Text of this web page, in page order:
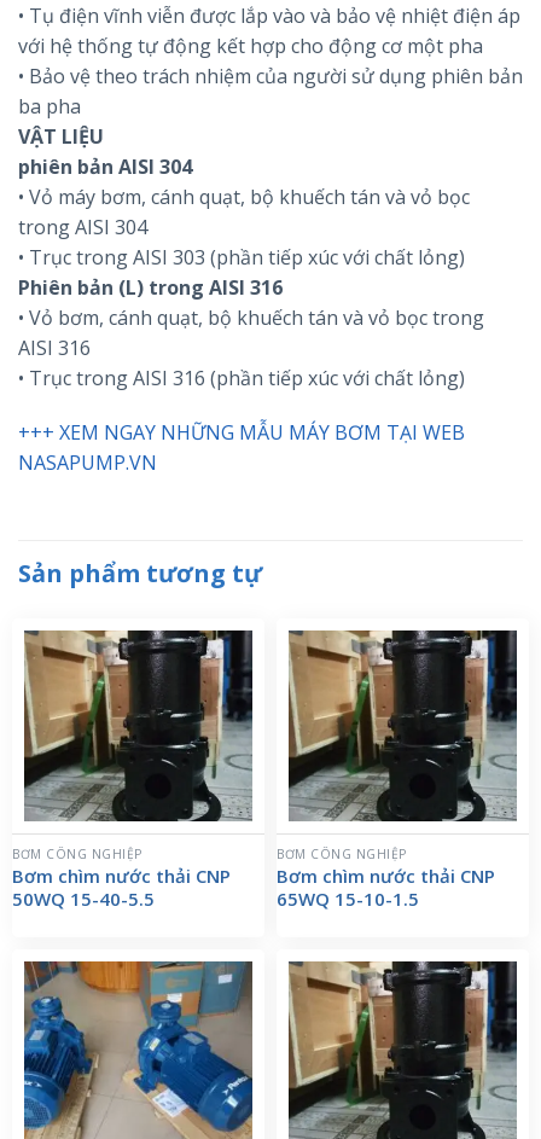
• Tụ điện vĩnh viễn được lắp vào và bảo vệ nhiệt điện áp
với hệ thống tự động kết hợp cho động cơ một pha
• Bảo vệ theo trách nhiệm của người sử dụng phiên bản
ba pha
VẬT LIỆU
phiên bản AISI 304
• Vỏ máy bơm, cánh quạt, bộ khuếch tán và vỏ bọc
trong AISI 304
• Trục trong AISI 303 (phần tiếp xúc với chất lỏng)
Phiên bản (L) trong AISI 316
• Vỏ bơm, cánh quạt, bộ khuếch tán và vỏ bọc trong
AISI 316
• Trục trong AISI 316 (phần tiếp xúc với chất lỏng)
+++ XEM NGAY NHỮNG MẪU MÁY BƠM TẠI WEB
NASAPUMP.VN
Sản phẩm tương tự
BƠM CÔNG NGHIỆP
Bơm chìm nước thải CNP
50WQ 15-40-5.5
BƠM CÔNG NGHIỆP
Bơm chìm nước thải CNP
65WQ 15-10-1.5